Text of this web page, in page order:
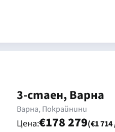
3-стаен, Варна
Варна, Покрайнини
Цена:€178 279(€1